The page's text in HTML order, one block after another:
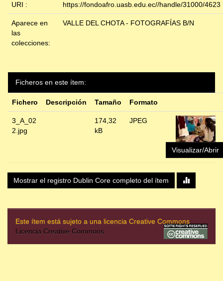
URI : https://fondoafro.uasb.edu.ec//handle/31000/4623
Aparece en
las
colecciones:
VALLE DEL CHOTA - FOTOGRAFÍAS B/N
Ficheros en este ítem:
Fichero Descripción Tamaño Formato
3_A_02
2.jpg
174,32
kB
JPEG
Visualizar/Abrir
Mostrar el registro Dublin Core completo del ítem
Este ítem está sujeto a una licencia Creative Commons
Licencia Creative Commons